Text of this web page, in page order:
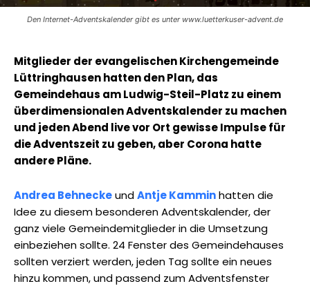
Den Internet-Adventskalender gibt es unter www.luetterkuser-advent.de
Mitglieder der evangelischen Kirchengemeinde
Lüttringhausen hatten den Plan, das
Gemeindehaus am Ludwig-Steil-Platz zu einem
überdimensionalen Adventskalender zu machen
und jeden Abend live vor Ort gewisse Impulse für
die Adventszeit zu geben, aber Corona hatte
andere Pläne.
Andrea BehneckeundAntje Kamminhatten die
Idee zu diesem besonderen Adventskalender, der
ganz viele Gemeindemitglieder in die Umsetzung
einbeziehen sollte. 24 Fenster des Gemeindehauses
sollten verziert werden, jeden Tag sollte ein neues
hinzu kommen, und passend zum Adventsfenster